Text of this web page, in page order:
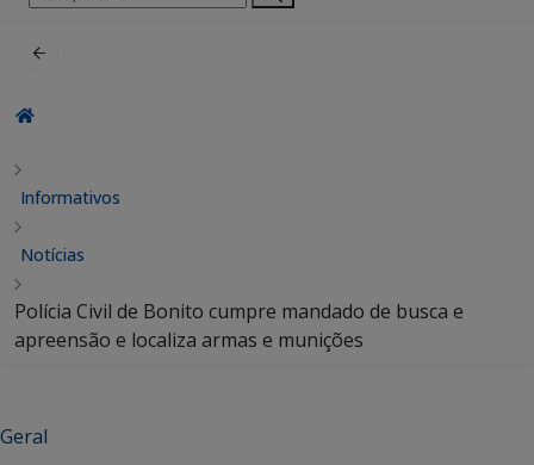
por:
Informativos
Notícias
Polícia Civil de Bonito cumpre mandado de busca e
apreensão e localiza armas e munições
Geral